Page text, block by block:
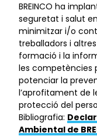
BREINCO ha
seguretat i salut
minimitzar i/o
treballadors i
formació i la
les competències
potenciar la
l’aprofitament de
protecció del
Bibliografia:
Ambiental de